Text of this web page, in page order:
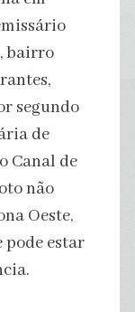
bairro
segundo
de
Canal de
não
Oeste,
pode estar